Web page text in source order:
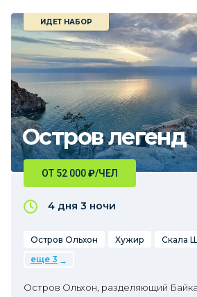
Остров легенд
ИДЕТ НАБОР
ОТ 52 000₽/ЧЕЛ
4 дня 3 ночи
Остров Ольхон Хужир
Скала
еще 3
Остров Ольхон, разделяющий